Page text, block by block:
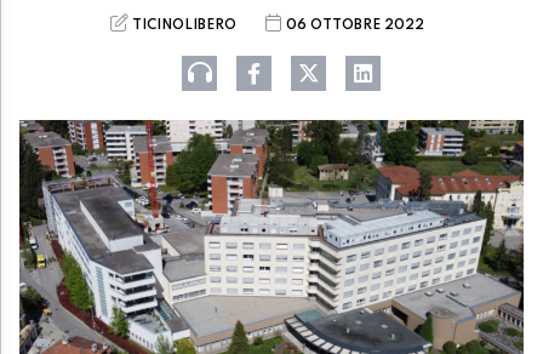
TICINOLIBERO 06 OTTOBRE 2022